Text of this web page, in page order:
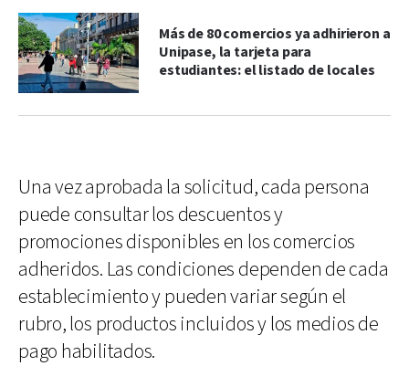
Más de 80 comercios ya adhirieron a
Unipase, la tarjeta para
estudiantes: el listado de locales
Una vez aprobada la solicitud, cada persona
puede consultar los descuentos y
promociones disponibles en los comercios
adheridos. Las condiciones dependen de cada
establecimiento y pueden variar según el
rubro, los productos incluidos y los medios de
pago habilitados.